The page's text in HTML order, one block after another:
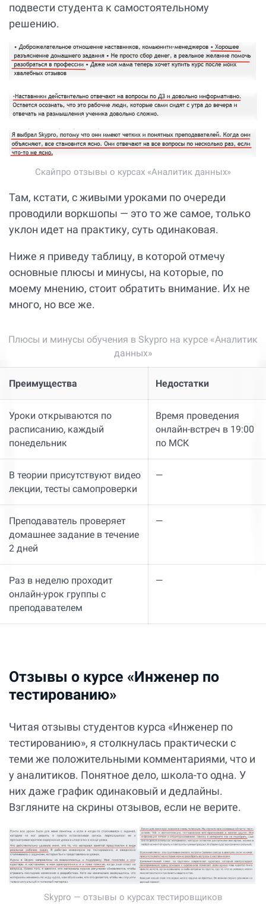
подвести студента к самостоятельному
решению.
Скайпро отзывы о курсах «Аналитик данных»
Там, кстати, с живыми уроками по очереди
проводили воркшопы — это то же самое, только
уклон идет на практику, суть одинаковая.
Ниже я приведу таблицу, в которой отмечу
основные плюсы и минусы, на которые, по
моему мнению, стоит обратить внимание. Их не
много, но все же.
Плюсы и минусы обучения в Skypro на курсе «Аналитик
данных»
Преимущества Недостатки
Уроки открываются по
расписанию, каждый
понедельник
Время проведения
онлайн-встреч в 19:00
по МСК
В теории присутствуют видео
лекции, тесты самопроверки
—
Преподаватель проверяет
домашнее задание в течение
2 дней
—
Раз в неделю проходит
онлайн-урок группы с
преподавателем
—
Отзывы о курсе «Инженер по
тестированию»
Читая отзывы студентов курса «Инженер по
тестированию», я столкнулась практически с
теми же положительными комментариями, что и
у аналитиков. Понятное дело, школа-то одна. У
них даже график одинаковый и дедлайны.
Взгляните на скрины отзывов, если не верите.
Skypro — отзывы о курсах тестировщиков